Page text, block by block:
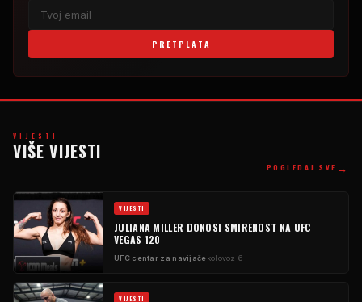
PRETPLATA
VIJESTI
VIŠE VIJESTI
POGLEDAJ SVE →
VIJESTI
JULIANA MILLER DONOSI SMIRENOST NA UFC
VEGAS 120
UFC centar za navijačekolovoz 6
VIJESTI